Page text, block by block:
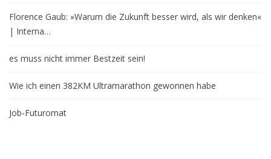
Florence Gaub: »Warum die Zukunft besser wird, als wir denken«
| Interna…
es muss nicht immer Bestzeit sein!
Wie ich einen 382KM Ultramarathon gewonnen habe
Job-Futuromat